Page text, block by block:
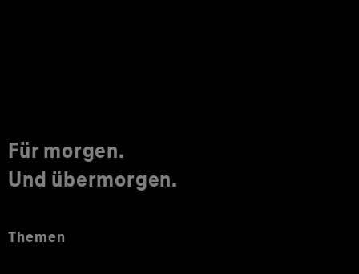
Für morgen.
Und übermorgen.
Themen